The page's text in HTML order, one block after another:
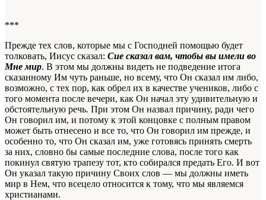
***
Прежде тех слов, которые мы с Господней помощью будет
толковать, Иисус сказал: Сие сказал вам, чтобы вы имели во
Мне мир. В этом мы должны видеть не подведение итога
сказанному Им чуть раньше, но всему, что Он сказал им либо,
возможно, с тех пор, как обрел их в качестве учеников, либо с
того момента после вечери, как Он начал эту удивительную и
обстоятельную речь. При этом Он назвал причину, ради чего
Он говорил им, и потому к этой концовке с полным правом
может быть отнесено и все то, что Он говорил им прежде, и
особенно то, что Он сказал им, уже готовясь принять смерть
за них, словно бы самые последние слова, после того как
покинул святую трапезу тот, кто собирался предать Его. И вот
Он указал такую причину Своих слов — мы должны иметь
мир в Нем, что всецело относится к тому, что мы являемся
христианами.